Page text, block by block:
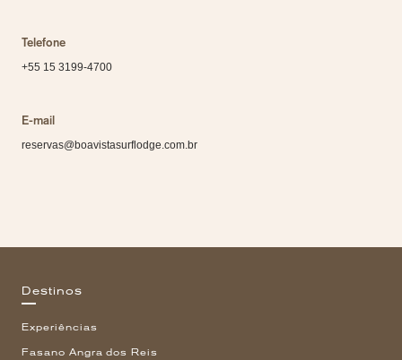
Telefone
+55 15 3199-4700
E-mail
reservas@boavistasurflodge.com.br
Destinos
Experiências
Fasano Angra dos Reis